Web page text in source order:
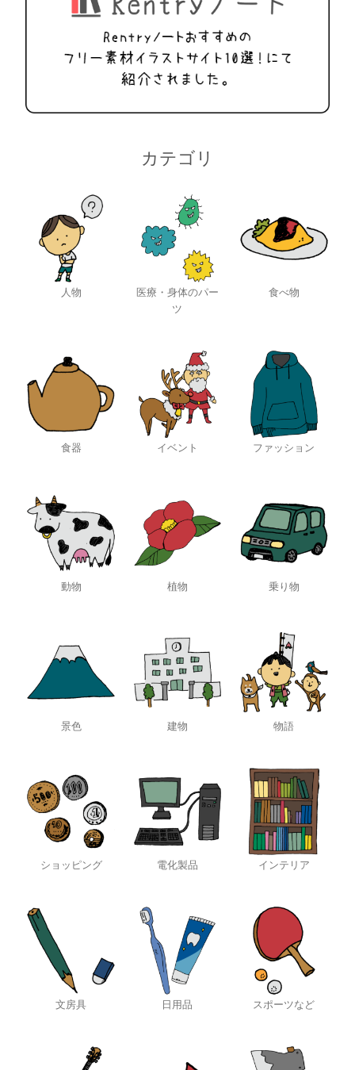
カテゴリ
人物
医療・身体のパー
ツ
食べ物
食器 イベント ファッション
動物 植物 乗り物
景色 建物 物語
ショッピング 電化製品 インテリア
文房具 日用品 スポーツなど